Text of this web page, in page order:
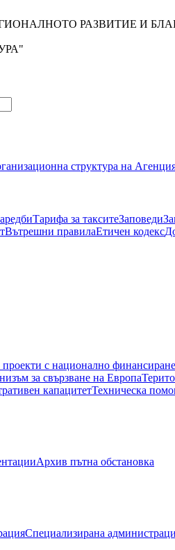
РАЗВИТИЕ И
структура на
Тарифа за такситеЗаповеди
Вътрешни правилаЕтичен кодекс
с национално финансиране
за свързване на Европа
капацитетТехническа
Архив пътна обстановка
Специализирана